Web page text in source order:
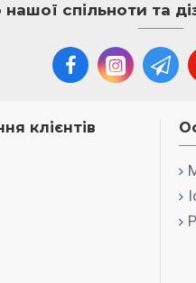
нашої спільноти та
клієнтів